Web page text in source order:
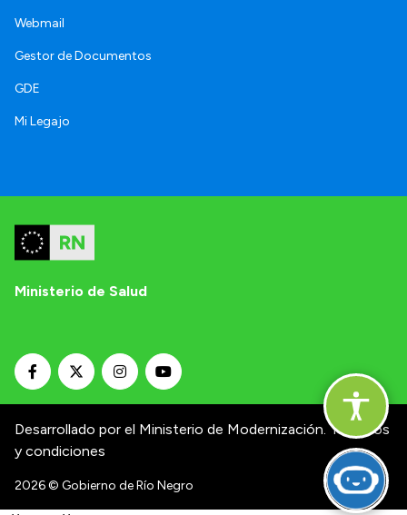
Webmail
Gestor de Documentos
GDE
Mi Legajo
Ministerio de Salud
Desarrollado por el Ministerio de Modernización. Términos
y condiciones
2026© Gobierno de Río Negro